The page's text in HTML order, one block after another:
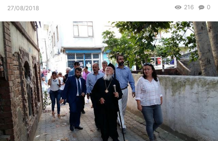
27/08/2018 0
216